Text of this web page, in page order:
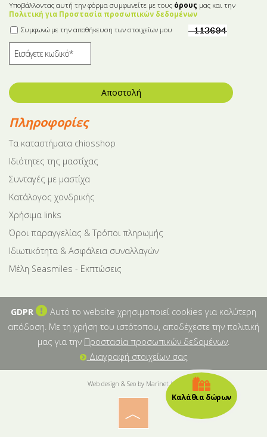
Υποβάλλοντας αυτή την φόρμα συμφωνείτε με τους όρους μας και την
Πολιτική για Προστασία προσωπικών δεδομένων
Συμφωνώ με την αποθήκευση των στοιχείων μου
Αποστολή
Πληροφορίες
Tα καταστήματα chiosshop
Ιδιότητες της μαστίχας
Συνταγές με μαστίχα
Κατάλογος χονδρικής
Χρήσιμα links
Όροι παραγγελίας & Τρόποι πληρωμής
Ιδιωτικότητα & Ασφάλεια συναλλαγών
Μέλη Seasmiles - Εκπτώσεις
GDPR
Αυτό το website χρησιμοποιεί cookies για καλύτερη
απόδοση. Με τη χρήση του ιστότοπου, αποδέχεστε την πολιτική
μας για την Προστασία προσωπικών δεδομένων.
Διαγραφή στοιχείων σας
Web design & Seo by Marinet Ltd
︿
Καλάθια δώρων